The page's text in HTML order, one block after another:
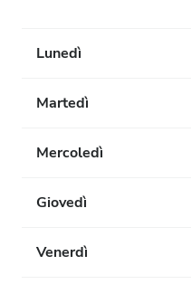
Lunedì
Martedì
Mercoledì
Giovedì
Venerdì